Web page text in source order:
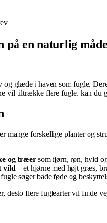
en naturlig måde
glæde i haven som fugle.
vil tiltrække flere fugle, kan du
mange forskellige planter og
og træer som tjørn, røn, hyld
vild – et hjørne med højt græs,
søger både føde og
desto flere fuglearter vil finde